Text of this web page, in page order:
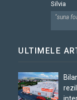
Silvia
"suna
ULTIMELE